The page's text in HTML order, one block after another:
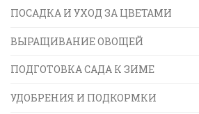
ПОСАДКА И УХОД ЗА ЦВЕТАМИ
ВЫРАЩИВАНИЕ ОВОЩЕЙ
ПОДГОТОВКА САДА К ЗИМЕ
УДОБРЕНИЯ И ПОДКОРМКИ